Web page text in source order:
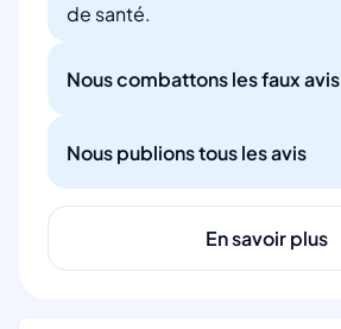
de santé.
Nous combattons les faux avis
Nous publions tous les avis
En savoir plus